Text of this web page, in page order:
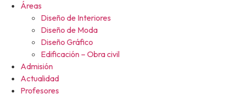
Áreas
Diseño de Interiores
Diseño de Moda
Diseño Gráfico
Edificación – Obra civil
Admisión
Actualidad
Profesores